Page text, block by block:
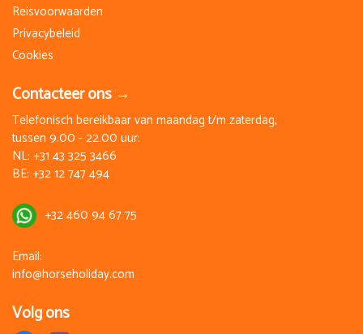
Reisvoorwaarden
Privacybeleid
Cookies
Contacteer ons →
Telefonisch bereikbaar van maandag t/m zaterdag,
tussen 9.00 - 22.00 uur:
NL: +31 43 325 3466
BE: +32 12 747 494
+32 460 94 67 75
Email:
info@horseholiday.com
Volg ons